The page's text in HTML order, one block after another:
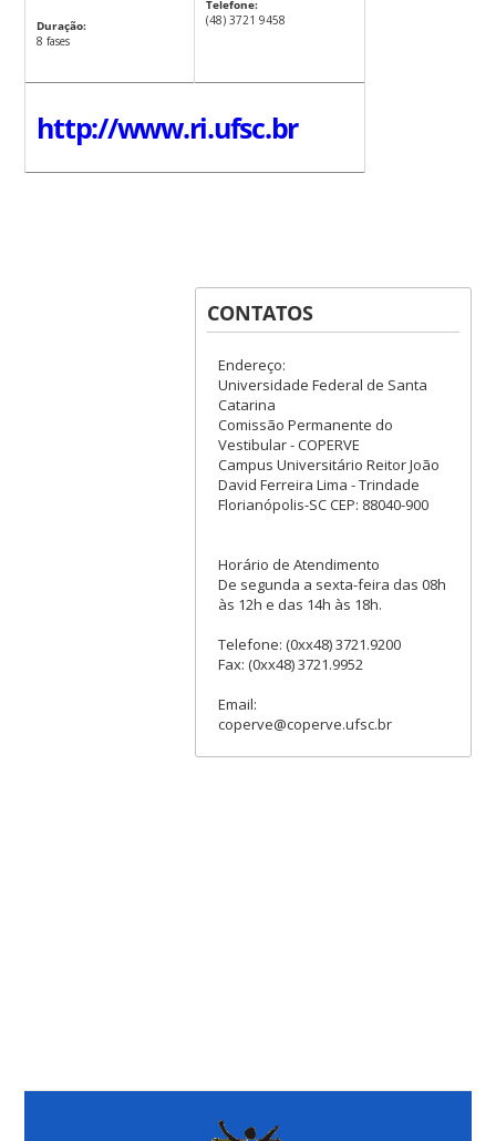
Duração:
8 fases
Telefone:
(48) 3721 9458
http://www.ri.ufsc.br
CONTATOS
Endereço:
Universidade Federal de Santa
Catarina
Comissão Permanente do
Vestibular - COPERVE
Campus Universitário Reitor João
David Ferreira Lima - Trindade
Florianópolis-SC CEP: 88040-900
Horário de Atendimento
De segunda a sexta-feira das 08h
às 12h e das 14h às 18h.
Telefone: (0xx48) 3721.9200
Fax: (0xx48) 3721.9952
Email:
coperve@coperve.ufsc.br